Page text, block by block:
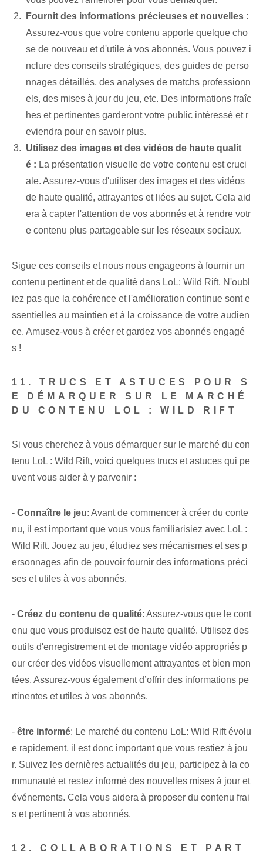
Fournit des informations précieuses et nouvelles :
Assurez-vous que votre contenu apporte quelque cho
se de nouveau et d'utile à vos abonnés. Vous pouvez i
nclure des conseils stratégiques, des guides de perso
nnages détaillés, des analyses de matchs professionn
els, des mises à jour du jeu, etc. Des informations fraîc
hes et pertinentes garderont votre public intéressé et r
eviendra pour en savoir plus.
Utilisez des images et des vidéos de haute qualit
é : La présentation visuelle de votre contenu est cruci
ale. Assurez-vous d'utiliser des images et des vidéos
de haute qualité, attrayantes et liées au sujet. Cela aid
era à capter l'attention de vos abonnés et à rendre votr
e contenu plus partageable sur les réseaux sociaux.
Sigue ces conseils et nous nous engageons à fournir un
contenu pertinent et de qualité dans LoL: Wild Rift. N'oubl
iez pas que la cohérence et l'amélioration continue sont e
ssentielles au maintien et à la croissance de votre audien
ce. Amusez-vous à créer et gardez vos abonnés engagé
s !
11. TRUCS ET ASTUCES POUR S
E DÉMARQUER SUR LE MARCHÉ
DU CONTENU LOL : WILD RIFT
Si vous cherchez à vous démarquer sur le marché du con
tenu LoL : Wild Rift, voici quelques trucs et astuces qui pe
uvent vous aider à y parvenir :
- Connaître le jeu: Avant de commencer à créer du conte
nu, il est important que vous vous familiarisiez avec LoL :
Wild Rift. Jouez au jeu, étudiez ses mécanismes et ses p
ersonnages afin de pouvoir fournir des informations préci
ses et utiles à vos abonnés.
- Créez du contenu de qualité: Assurez-vous que le cont
enu que vous produisez est de haute qualité. Utilisez des
outils d'enregistrement et de montage vidéo appropriés p
our créer des vidéos visuellement attrayantes et bien mon
tées. Assurez-vous également d’offrir des informations pe
rtinentes et utiles à vos abonnés.
- être informé: Le marché du contenu LoL: Wild Rift évolu
e rapidement, il est donc important que vous restiez à jou
r. Suivez les dernières actualités du jeu, participez à la co
mmunauté et restez informé des nouvelles mises à jour et
événements. Cela vous aidera à proposer du contenu frai
s et pertinent à vos abonnés.
12. COLLABORATIONS ET PART